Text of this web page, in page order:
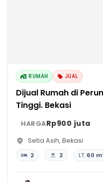
RUMAH JUAL
Dijual Rumah di
Tinggi. Bekasi
HARGARp900 juta
Setia Asih, Bekasi
2 2 LT: 60